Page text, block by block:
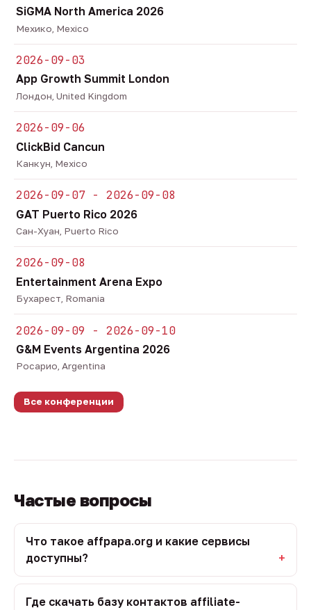
SiGMA North America 2026
Мехико, Mexico
2026-09-03
App Growth Summit London
Лондон, United Kingdom
2026-09-06
ClickBid Cancun
Канкун, Mexico
2026-09-07 - 2026-09-08
GAT Puerto Rico 2026
Сан-Хуан, Puerto Rico
2026-09-08
Entertainment Arena Expo
Бухарест, Romania
2026-09-09 - 2026-09-10
G&M Events Argentina 2026
Росарио, Argentina
Все конференции
Частые вопросы
Что такое affpapa.org и какие сервисы
доступны?
Где скачать базу контактов affiliate-